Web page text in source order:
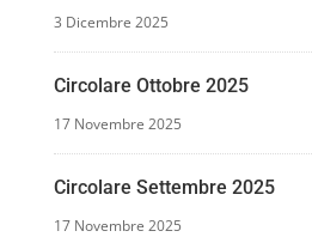
3 Dicembre 2025
Circolare Ottobre 2025
17 Novembre 2025
Circolare Settembre 2025
17 Novembre 2025